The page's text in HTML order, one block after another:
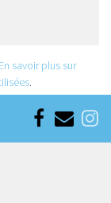
En savoir plus sur
.